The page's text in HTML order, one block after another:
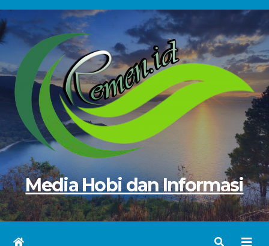
Skip
to
content
Media Hobi dan Informasi